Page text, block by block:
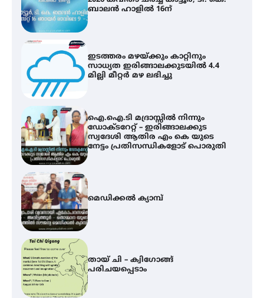
മില്ലി മീറ്റർ മഴ ലഭിച്ചു
ഐ.ഐ.ടി മദ്രാസ്സിൽ നിന്നും
ഡോക്ടറേറ്റ് – ഇരിങ്ങാലക്കുട
സ്വദേശി ആതിര എം കെ യുടെ
നേട്ടം പ്രതിസന്ധികളോട് പൊരുതി
മെഡിക്കൽ ക്യാമ്പ്
തായ് ചി – ക്വിഗോങ്ങ്
പരിചയപ്പെടാം
കോമേഴ്സ് എക്സ്പോയുമായി
എസ് എൻ ഹയർ സെക്കൻഡറി
വിദ്യാർത്ഥികൾ